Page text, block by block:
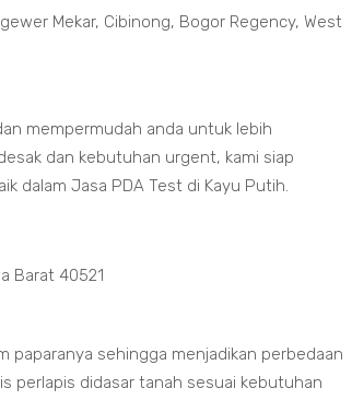
Mekar, Cibinong, Bogor Regency, West
mempermudah anda untuk lebih
dan kebutuhan urgent, kami siap
dalam Jasa PDA Test di Kayu Putih.
Barat 40521
paparanya sehingga menjadikan perbedaan
perlapis didasar tanah sesuai kebutuhan